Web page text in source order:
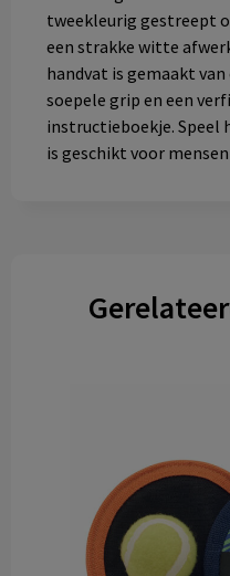
tweekleurig gestreept
een strakke witte
handvat is gemaakt
soepele grip en een
instructieboekje. Speel
is geschikt voor